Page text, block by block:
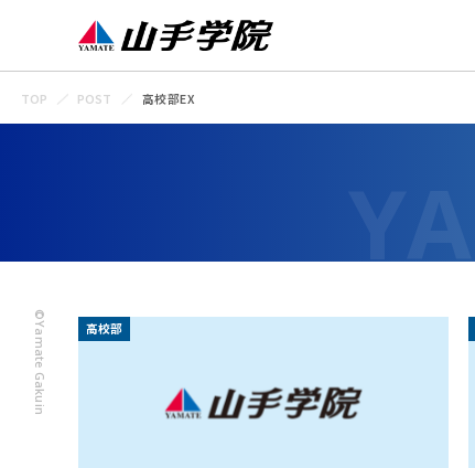
©Yamate Gakuin
TOP POST 高校部EX
高校部